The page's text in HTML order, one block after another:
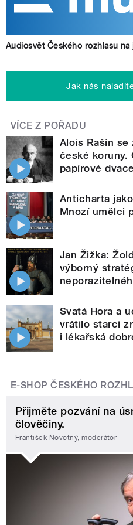
Audiosvět Českého rozhlasu
Jak nás
VÍCE Z POŘADU
Alois Rašín
české koruny.
papírové
Anticharta
Mnozí umělci
Jan Žižka:
výborný
Svatá Hora a
vrátilo starci
i lékařská
E-SHOP ČESKÉHO
Přijměte pozvání na
člověčiny.
František Novotný, moderátor